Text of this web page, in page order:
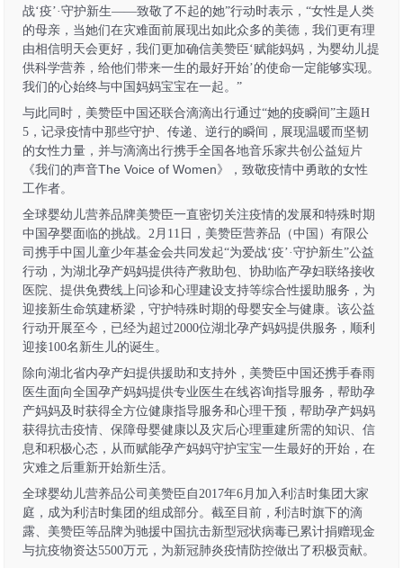
战‘疫’·守护新生——致敬了不起的她”行动时表示，“女性是人类
的母亲，当她们在灾难面前展现出如此众多的美德，我们更有理
由相信明天会更好，我们更加确信美赞臣 ‘赋能妈妈，为婴幼儿提
供科学营养，给他们带来一生的最好开始’的使命一定能够实现。
我们的心始终与中国妈妈宝宝在一起。”
与此同时，美赞臣中国还联合滴滴出行通过“她的疫瞬间”主题H
5，记录疫情中那些守护、传递、逆行的瞬间，展现温暖而坚韧
的女性力量，并与滴滴出行携手全国各地音乐家共创公益短片
《我们的声音The Voice of Women》，致敬疫情中勇敢的女性
工作者。
全球婴幼儿营养品牌美赞臣一直密切关注疫情的发展和特殊时期
中国孕婴面临的挑战。2月11日，美赞臣营养品（中国）有限公
司携手中国儿童少年基金会共同发起“为爱战‘疫’·守护新生”公益
行动，为湖北孕产妈妈提供待产救助包、协助临产孕妇联络接收
医院、提供免费线上问诊和心理建设支持等综合性援助服务，为
迎接新生命筑建桥梁，守护特殊时期的母婴安全与健康。该公益
行动开展至今，已经为超过2000位湖北孕产妈妈提供服务，顺利
迎接100名新生儿的诞生。
除向湖北省内孕产妇提供援助和支持外，美赞臣中国还携手春雨
医生面向全国孕产妈妈提供专业医生在线咨询指导服务，帮助孕
产妈妈及时获得全方位健康指导服务和心理干预，帮助孕产妈妈
获得抗击疫情、保障母婴健康以及灾后心理重建所需的知识、信
息和积极心态，从而赋能孕产妈妈守护宝宝一生最好的开始，在
灾难之后重新开始新生活。
全球婴幼儿营养品公司美赞臣自2017年6月加入利洁时集团大家
庭，成为利洁时集团的组成部分。截至目前，利洁时旗下的滴
露、美赞臣等品牌为驰援中国抗击新型冠状病毒已累计捐赠现金
与抗疫物资达5500万元，为新冠肺炎疫情防控做出了积极贡献。